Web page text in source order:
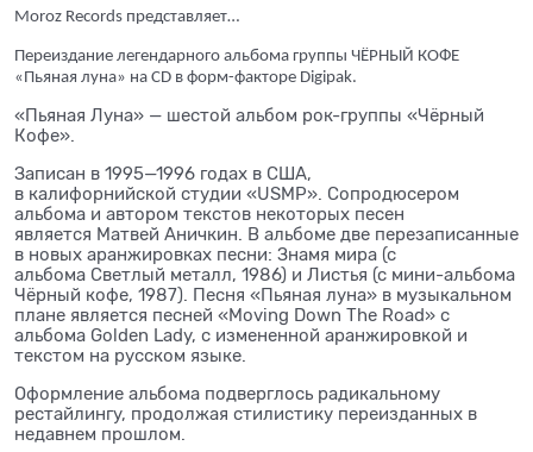
Moroz Records представляет…
Переиздание легендарного альбома группы ЧЁРНЫЙ КОФЕ
«Пьяная луна» на CD в форм-факторе Digipak.
«Пьяная Луна» — шестой альбом рок-группы «Чёрный
Кофе».
Записан в 1995—1996 годах в США,
в калифорнийской студии «USMP». Сопродюсером
альбома и автором текстов некоторых песен
является Матвей Аничкин. В альбоме две перезаписанные
в новых аранжировках песни: Знамя мира (с
альбома Светлый металл, 1986) и Листья (с мини-альбома
Чёрный кофе, 1987). Песня «Пьяная луна» в музыкальном
плане является песней «Moving Down The Road» с
альбома Golden Lady, с измененной аранжировкой и
текстом на русском языке.
Оформление альбома подверглось радикальному
рестайлингу, продолжая стилистику переизданных в
недавнем прошлом.